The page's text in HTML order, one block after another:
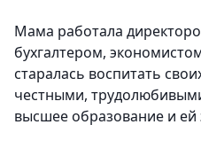
Мама работала
бухгалтером,
старалась воспитать
честными,
высшее образование и ей